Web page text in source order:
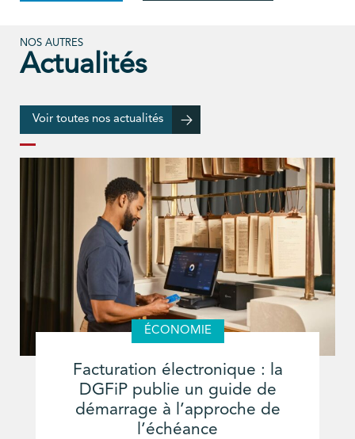
NOS AUTRES
Actualités
Voir toutes nos actualités
ÉCONOMIE
Facturation électronique : la
DGFiP publie un guide de
démarrage à l’approche de
l’échéance